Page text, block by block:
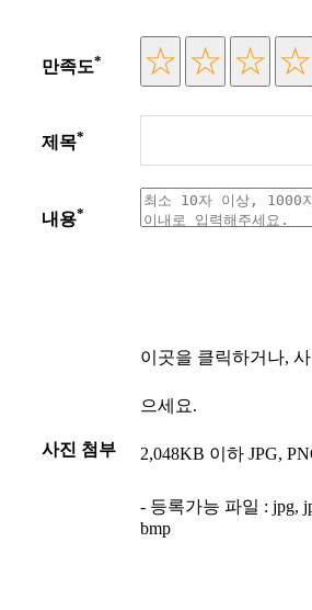
만족도*
제목*
내용*
사진 첨부
이곳을 클릭하거나,
으세요.
2,048KB 이하 JPG,
- 등록가능 파일 : jpg,
bmp